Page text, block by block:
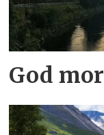
God